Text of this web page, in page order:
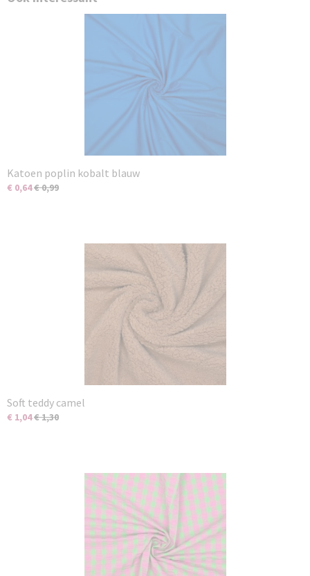
Katoen poplin kobalt blauw
€ 0,64€ 0,99
Soft teddy camel
€ 1,04€ 1,30